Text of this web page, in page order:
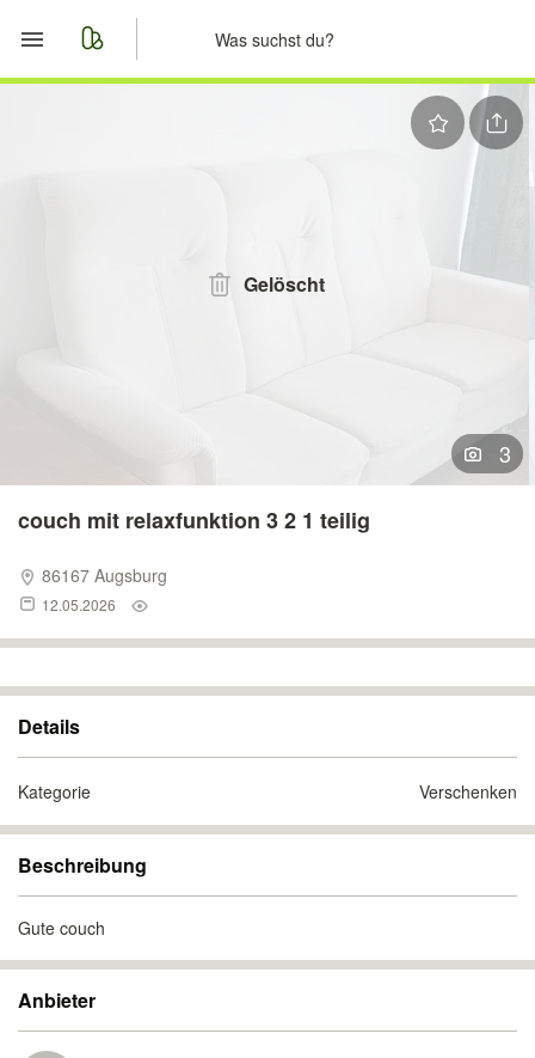
Anzeige aufgebenGelöscht
3
couch mit relaxfunktion 3 2 1 teilig
86167 Augsburg
12.05.2026
Details
Kategorie Verschenken
Beschreibung
Gute couch
Anbieter